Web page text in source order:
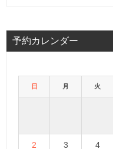
予約カレンダー
日 月 火
2
3
4